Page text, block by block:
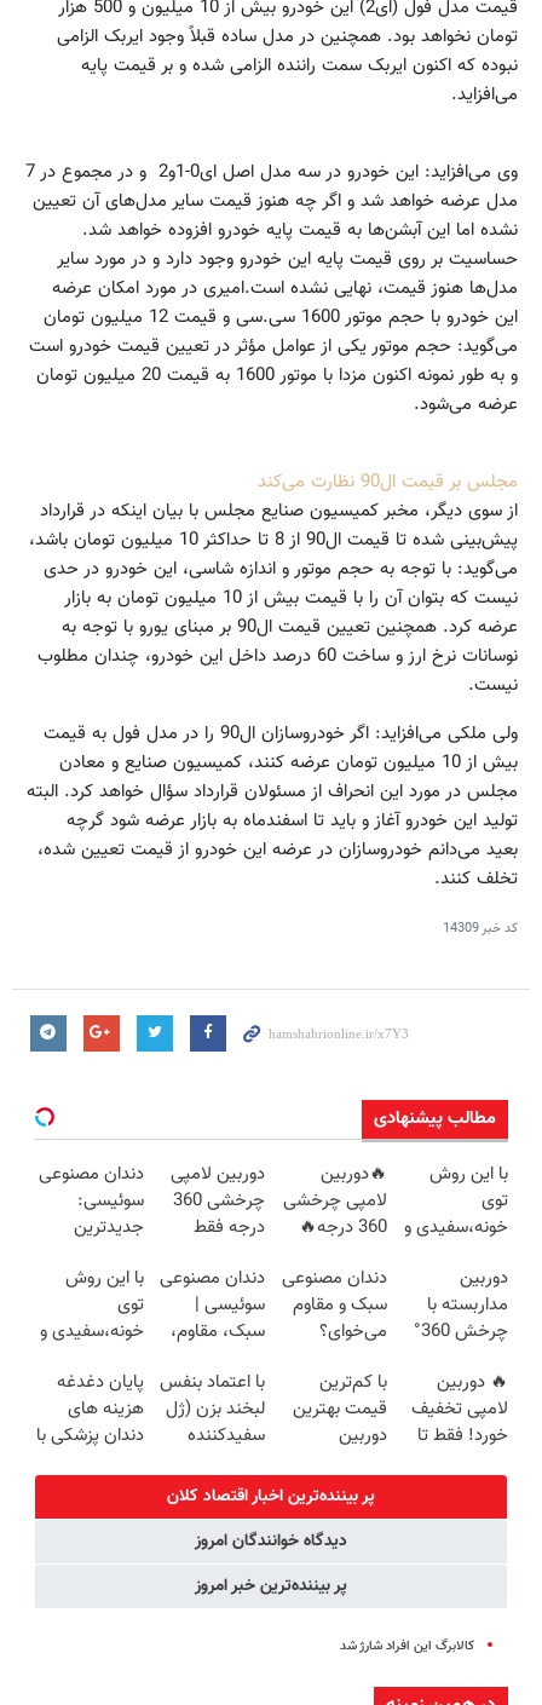
قیمت مدل فول (ای2) این خودرو بیش از 10 میلیون و 500 هزار
تومان نخواهد بود. همچنین در مدل ساده قبلاً وجود ایربک الزامی
نبوده که اکنون ایربک سمت راننده الزامی شده و بر قیمت پایه
می‌افزاید.
وی می‌افزاید: این خودرو در سه مدل اصل ای0-1و2 و در مجموع در 7
مدل عرضه خواهد شد و اگر چه هنوز قیمت سایر مدل‌های آن تعیین
نشده اما این آبشن‌ها به قیمت پایه خودرو افزوده خواهد شد.
حساسیت بر روی قیمت پایه این خودرو وجود دارد و در مورد سایر
مدل‌ها هنوز قیمت، نهایی نشده است.امیری در مورد امکان عرضه
این خودرو با حجم موتور 1600 سی.سی و قیمت 12 میلیون تومان
می‌گوید: حجم موتور یکی از عوامل مؤثر در تعیین قیمت خودرو است
و به طور نمونه اکنون مزدا با موتور 1600 به قیمت 20 میلیون تومان
عرضه می‌شود.
مجلس بر قیمت ال90 نظارت می‌کند
از سوی دیگر، مخبر کمیسیون صنایع مجلس با بیان اینکه در قرارداد
پیش‌بینی شده تا قیمت ال90 از 8 تا حداکثر 10 میلیون تومان باشد،
می‌گوید: با توجه به حجم موتور و اندازه شاسی، این خودرو در حدی
نیست که بتوان آن را با قیمت بیش از 10 میلیون تومان به بازار
عرضه کرد. همچنین تعیین قیمت ال90 بر مبنای یورو با توجه به
نوسانات نرخ ارز و ساخت 60 درصد داخل این خودرو، چندان مطلوب
نیست.
ولی ملکی می‌افزاید: اگر خودروسازان ال90 را در مدل فول به قیمت
بیش از 10 میلیون تومان عرضه کنند، کمیسیون صنایع و معادن
مجلس در مورد این انحراف از مسئولان قرارداد سؤال خواهد کرد. البته
تولید این خودرو آغاز و باید تا اسفندماه به بازار عرضه شود گرچه
بعید می‌دانم خودروسازان در عرضه این خودرو از قیمت تعیین شده،
تخلف کنند.
کد خبر14309
مطالب پیشنهادی
با این روش
توی
خونه،سفیدی و
برگردون
(40%off)
🔥دوربین
لامپی چرخشی
360 درجه🔥
حرکتی
دوربین لامپی
چرخشی 360
درجه فقط
🔥 پرداخت
درب منزل
دندان مصنوعی
سوئیسی:
جدیدترین
سبک و مقاوم |
پرداخت قسطی
دوربین
مداربسته با
چرخش 360°
(ضمانت
تعویض +
پرداخت درب
دندان مصنوعی
سبک و مقاوم
می‌خوای؟
اقساطی هم
داریم!😍 | 📍
تهران
دندان مصنوعی
سوئیسی |
سبک، مقاوم،
رایگان+پرداخت
اقساطی😍
با این روش
توی
خونه،سفیدی و
برگردون(40%off)
🔥 دوربین
لامپی تخفیف
خورد! فقط تا
با کم‌ترین
قیمت بهترین
دوربین
بخر❗❗❗
با اعتماد بنفس
لبخند بزن (ژل
سفیدکننده
پایان دغدغه
هزینه های
دندان پزشکی با
پر بیننده‌ترین اخبار اقتصاد كلان
دیدگاه خوانندگان امروز
پر بیننده‌ترین خبر امروز
کالابرگ این افراد شارژ شد